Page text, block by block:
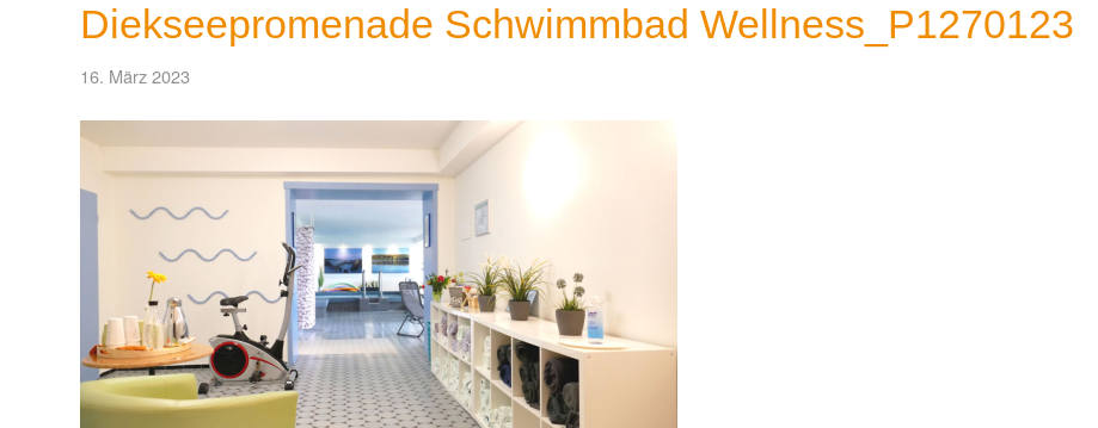
Diekseepromenade Schwimmbad Wellness_P1270123
16. März 2023